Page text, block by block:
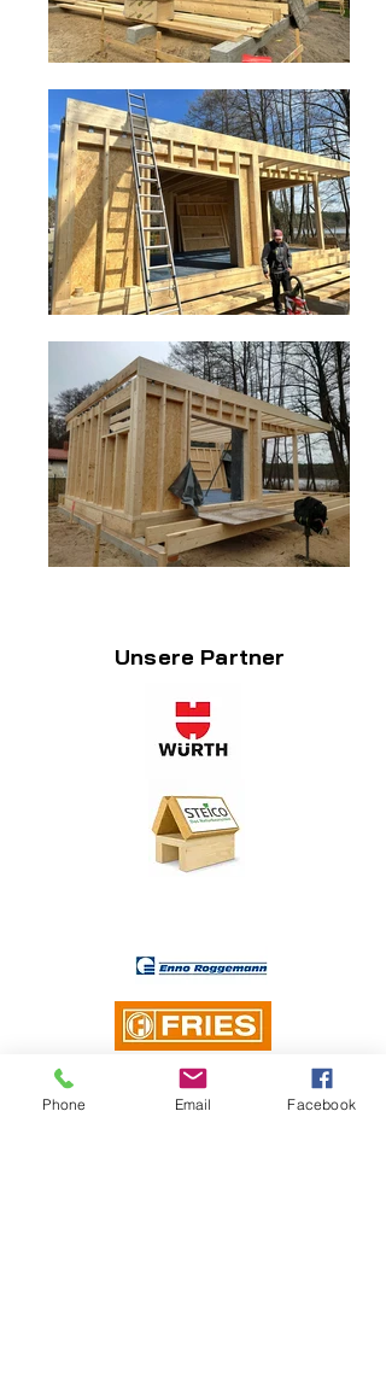
Unsere Partner
Phone Email Facebook